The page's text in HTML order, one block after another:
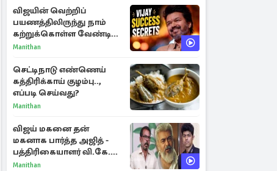
விஜயின் வெற்றிப்
பயணத்திலிருந்து நாம்
கற்றுக்கொள்ள வேண்டிய
முக்கிய 3 விடயங்கள்!
Manithan
செட்டிநாடு எண்ணெய்
கத்திரிக்காய் குழம்பு..,
எப்படி செய்வது?
Manithan
விஜய் மகனை தன்
மகனாக பார்த்த அஜித் -
பத்திரிகையாளர் வி.கே.
சுந்தர் ஓபன் டாக்!
Manithan